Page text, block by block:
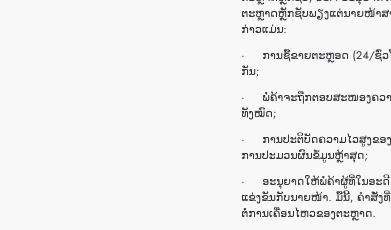
ຕະຫຼາດຫຼັກຊັບພຽງແຕ່ນາຍໜ້າສ
ກ່າວ​ແມ່ນ​:
· ການຊື້ຂາຍຕະຫຼອດ (24/ຊົ່ວໂ
ກັນ;
· ພໍ່ຄ້າຈະຖືກຕອບສະໜອງຄວາ
ທັງໝົດ;
· ການປະຕິບັດຄວາມໄວສູງຂອງ
ການປະມວນຜົນຂໍ້ມູນຫຼ້າສຸດ;
· ອະນຸຍາດໃຫ້ພໍ່ຄ້າຜູ້ທີ່ໃນອະດີ
ແຂ່ງຂັນກັບນາຍໜ້າ. ມື້ນີ້, ຄໍາສັ່ງ
ຕໍ່ການເຄື່ອນໄຫວຂອງຕະຫຼາດ.